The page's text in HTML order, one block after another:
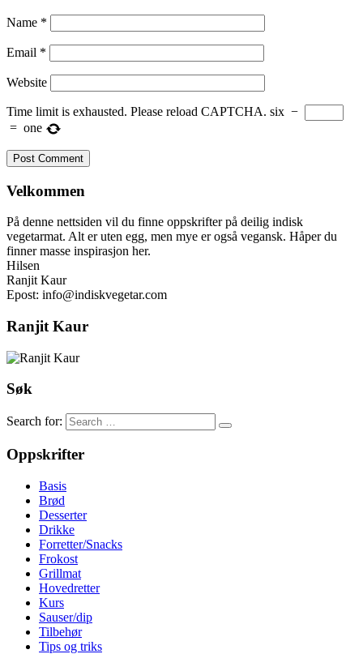
Name *
Email *
Website
Time limit is exhausted. Please reload CAPTCHA. six −
= one
Velkommen
På denne nettsiden vil du finne oppskrifter på deilig indisk
vegetarmat. Alt er uten egg, men mye er også vegansk. Håper du
finner masse inspirasjon her.
Hilsen
Ranjit Kaur
Epost: info@indiskvegetar.com
Ranjit Kaur
Søk
Search for:
Oppskrifter
Basis
Brød
Desserter
Drikke
Forretter/Snacks
Frokost
Grillmat
Hovedretter
Kurs
Sauser/dip
Tilbehør
Tips og triks